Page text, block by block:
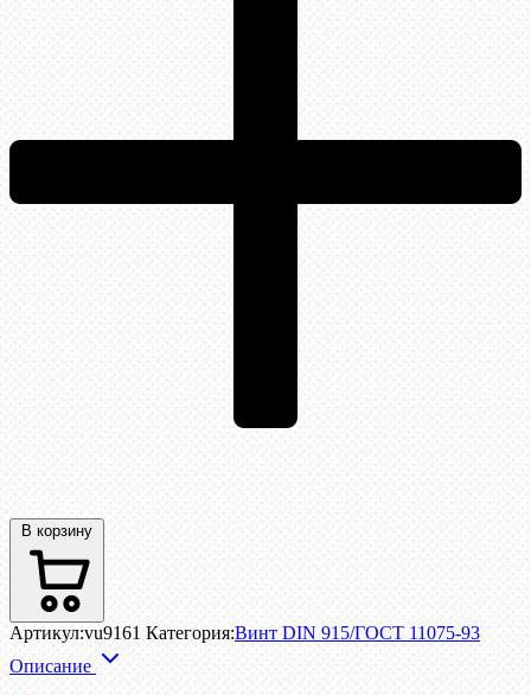
В корзину
Артикул:vu9161 Категория:Винт DIN 915/ГОСТ 11075-93
Описание